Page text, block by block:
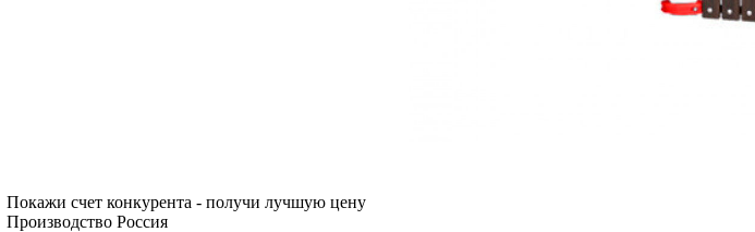
Покажи счет конкурента - получи лучшую цену
Производство Россия